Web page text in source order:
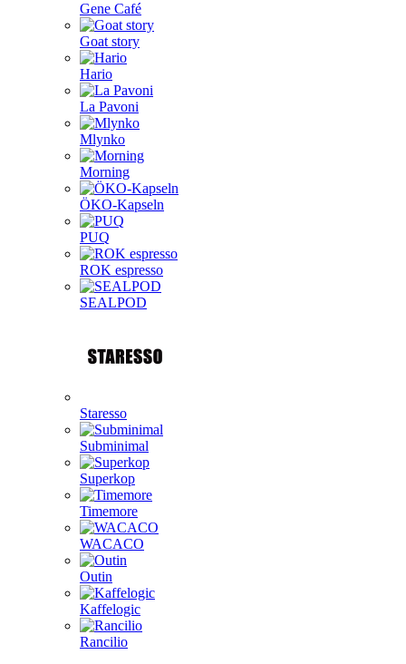
Gene Café
Goat story
Hario
La Pavoni
Mlynko
Morning
ÖKO-Kapseln
PUQ
ROK espresso
SEALPOD
Staresso
Subminimal
Superkop
Timemore
WACACO
Outin
Kaffelogic
Rancilio